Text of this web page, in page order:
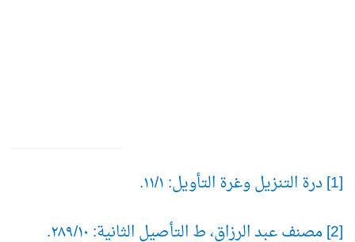
[1] درة التنزيل وغرة التأويل: ١/
١١.
[2] مصنف عبد الرزاق، ط التأصيل الثانية: ١٠/
٢٨٩.